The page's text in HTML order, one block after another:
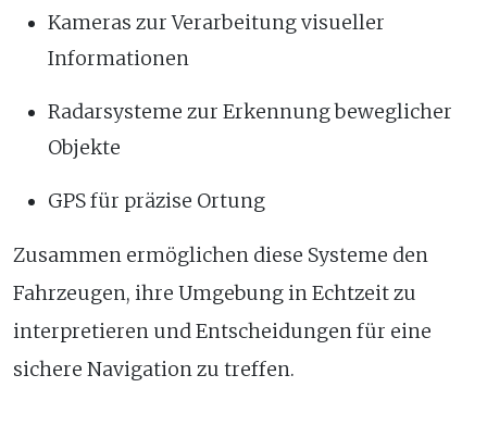
Kameras zur Verarbeitung visueller
Informationen
Radarsysteme zur Erkennung beweglicher
Objekte
GPS für präzise Ortung
Zusammen ermöglichen diese Systeme den
Fahrzeugen, ihre Umgebung in Echtzeit zu
interpretieren und Entscheidungen für eine
sichere Navigation zu treffen.